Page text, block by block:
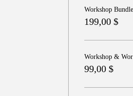
Workshop Bundle
199,00 $
Workshop &
99,00 $